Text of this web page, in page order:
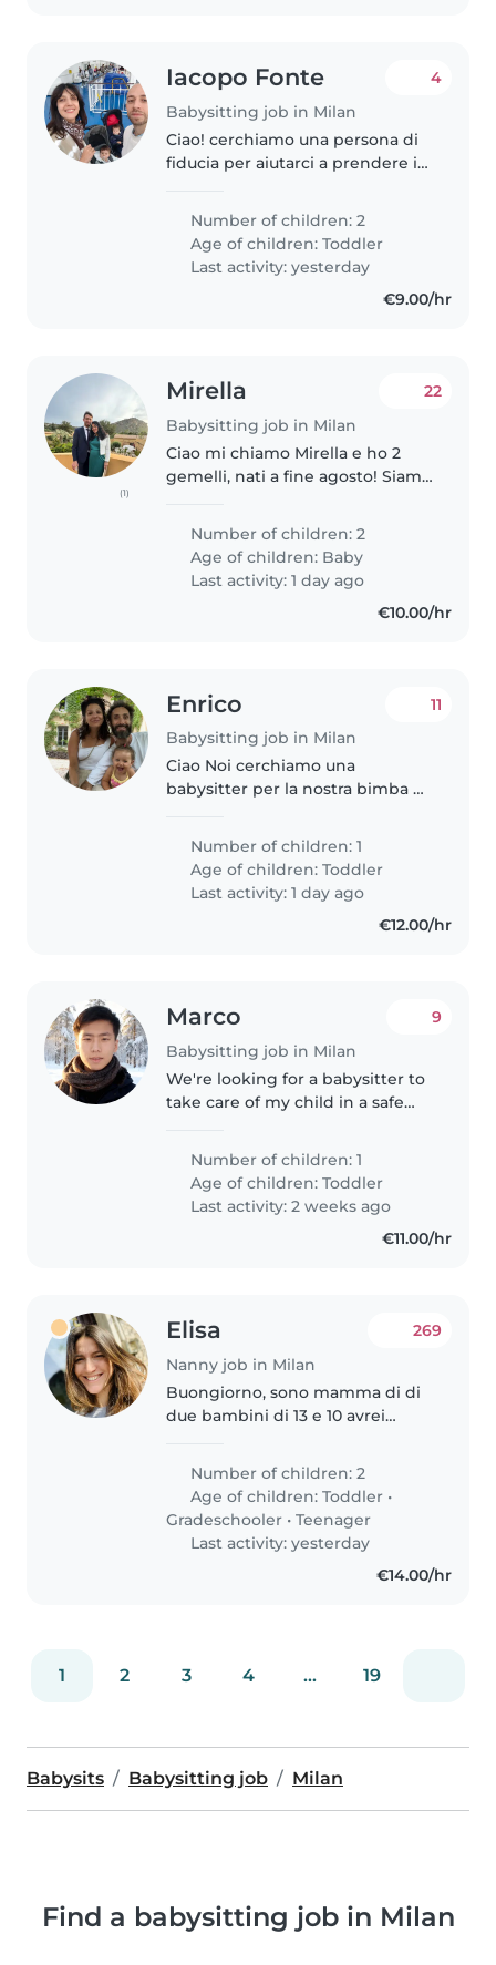
Iacopo Fonte
Babysitting job in Milan
4
Ciao! cerchiamo una persona di
fiducia per aiutarci a prendere i
anni da poco compiuti) e/o stare
con loro a casa nel tardo
pomeriggio/prima serata,..
Number of children: 2
Age of children:Toddler
Last activity: yesterday
€9.00/hr
(1)
Mirella
Babysitting job in Milan
22
Ciao mi chiamo Mirella e ho 2
gemelli, nati a fine agosto! Siamo
Repetti M blu) vicino Linate. Vi
chiedo di verificare..
Number of children: 2
Age of children: Baby
Last activity: 1 day ago
€10.00/hr
Enrico
Babysitting job in Milan
11
Ciao Noi cerchiamo una
babysitter per la nostra bimba di
pomeriggi e possibilmente tutto
il giorno quando la bimba sta
poco bene che dovrebbe
Number of children: 1
Age of children:Toddler
Last activity: 1 day ago
€12.00/hr
Marco
Babysitting job in Milan
9
We're looking for a babysitter to
take care of my child in a safe
are watching the child, playing
together, preparing simple
meals or snacks, and helping..
Number of children: 1
Age of children:Toddler
Last activity: 2 weeks ago
€11.00/hr
Elisa
Nanny job in Milan
269
Buongiorno, sono mamma di di
due bambini di 13 e 10 avrei
potesse prenderli a scuola,
accompagnarli alle attività e
fargli fare i compiti. L'orario
sarebbe..
Number of children: 2
Age of children:Toddler •
Gradeschooler •Teenager
Last activity: yesterday
€14.00/hr
1 2 3 4 ... 19
Babysits Babysitting job Milan
Find a babysitting job in Milan